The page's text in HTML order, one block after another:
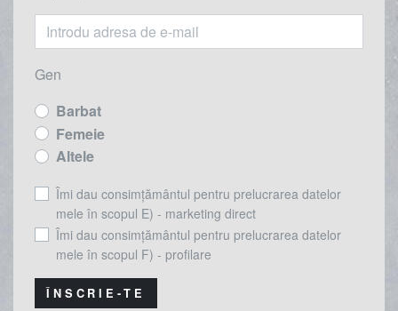
Gen
Barbat
Femeie
Altele
Îmi dau consimțământul pentru prelucrarea datelor
mele în scopul E) - marketing direct
Îmi dau consimțământul pentru prelucrarea datelor
mele în scopul F) - profilare
ÎNSCRIE-TE